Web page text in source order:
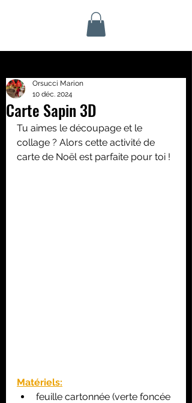
Carte Sapin 3D
Orsucci Marion
10 déc. 2024
Tu aimes le découpage et le
collage ? Alors cette activité de
carte de Noël est parfaite pour toi !
Matériels:
feuille cartonnée (verte foncée